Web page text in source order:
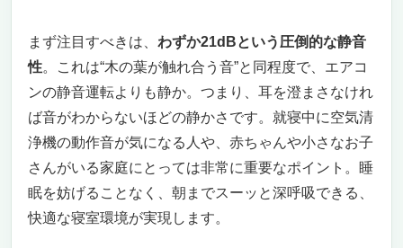
まず注目すべきは、 わずか21dBという圧倒的な静音
性。これは“木の葉が触れ合う音”と同程度で、エアコ
ンの静音運転よりも静か。つまり、耳を澄まさなけれ
ば音がわからないほどの静かさです。就寝中に空気清
浄機の動作音が気になる人や、赤ちゃんや小さなお子
さんがいる家庭にとっては非常に重要なポイント。睡
眠を妨げることなく、朝までスーッと深呼吸できる、
快適な寝室環境が実現します。